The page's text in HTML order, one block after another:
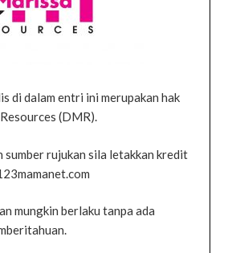
di dalam entri ini merupakan hak
(DMR).
sumber rujukan sila letakkan kredit
mungkin berlaku tanpa ada